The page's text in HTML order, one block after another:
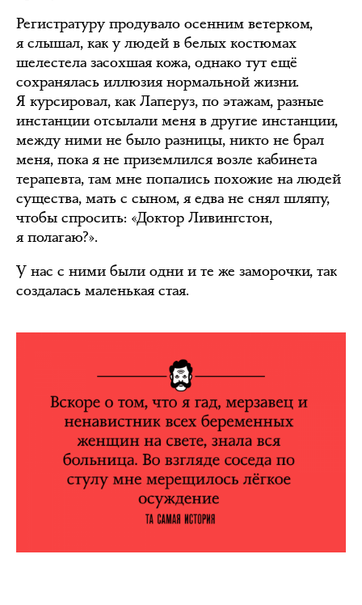
Регистратуру продувало осенним ветерком,
я слышал, как у людей в белых костюмах
шелестела засохшая кожа, однако тут ещё
сохранялась иллюзия нормальной жизни.
Я курсировал, как Лаперуз, по этажам, разные
инстанции отсылали меня в другие инстанции,
между ними не было разницы, никто не брал
меня, пока я не приземлился возле кабинета
терапевта, там мне попались похожие на людей
существа, мать с сыном, я едва не снял шляпу,
чтобы спросить: «Доктор Ливингстон,
я полагаю?».
У нас с ними были одни и те же заморочки, так
создалась маленькая стая.